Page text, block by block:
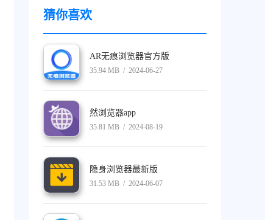
猜你喜欢
AR无痕浏览器官方版
35.94 MB / 2024-06-27
然浏览器app
35.81 MB / 2024-08-19
隐身浏览器最新版
31.53 MB / 2024-06-07